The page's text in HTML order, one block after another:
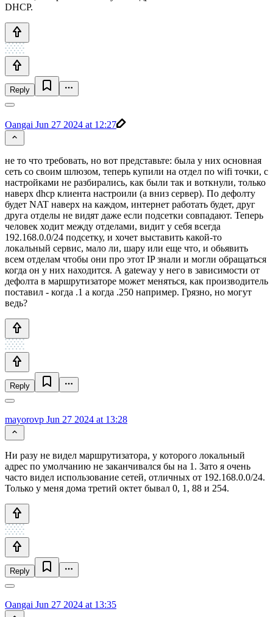
DHCP.
Reply
Oangai Jun 27 2024 at 12:27
не то что требовать, но вот представьте: была у них основная
сеть со своим шлюзом, теперь купили на отдел по wifi точки, с
настройками не разбирались, как были так и воткнули, только
наверх dhcp клиента настроили (а вниз сервер). По дефолту
будет NAT наверх на каждом, интернет работать будет, друг
друга отделы не видят даже если подсетки совпадают. Теперь
человек ходит между отделами, видит у себя всегда
192.168.0.0/24 подсетку, и хочет выставить какой-то
локальный сервис, мало ли, шару или еще что, и обьявить
всем отделам чтобы они про этот IP знали и могли обращаться
когда он у них находится. А gateway у него в зависимости от
дефолта в маршрутизаторе может меняться, как производитель
поставил - когда .1 а когда .250 например. Грязно, но могут
ведь?
Reply
mayorovp Jun 27 2024 at 13:28
Ни разу не видел маршрутизатора, у которого локальный
адрес по умолчанию не заканчивался бы на 1. Зато я очень
часто видел использование сетей, отличных от 192.168.0.0/24.
Только у меня дома третий октет бывал 0, 1, 88 и 254.
Reply
Oangai Jun 27 2024 at 13:35